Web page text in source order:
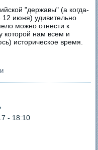
"державы" (а когда-
июня) удивительно
можно отнести к
которой нам всем и
историческое время.
- 18:10